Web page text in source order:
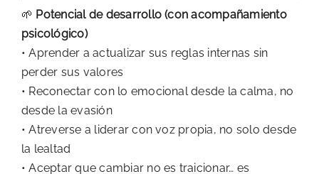
🌱 Potencial de desarrollo (con acompañamiento
psicológico)
• Aprender a actualizar sus reglas internas sin
perder sus valores
• Reconectar con lo emocional desde la calma, no
desde la evasión
• Atreverse a liderar con voz propia, no solo desde
la lealtad
• Aceptar que cambiar no es traicionar… es